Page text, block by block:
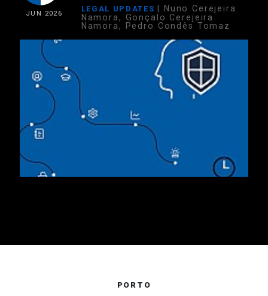
JUN 2026
LEGAL UPDATES | Nuno Cerejeira
Namora, Gonçalo Cerejeira
Namora, Pedro Condês Tomaz
PORTO